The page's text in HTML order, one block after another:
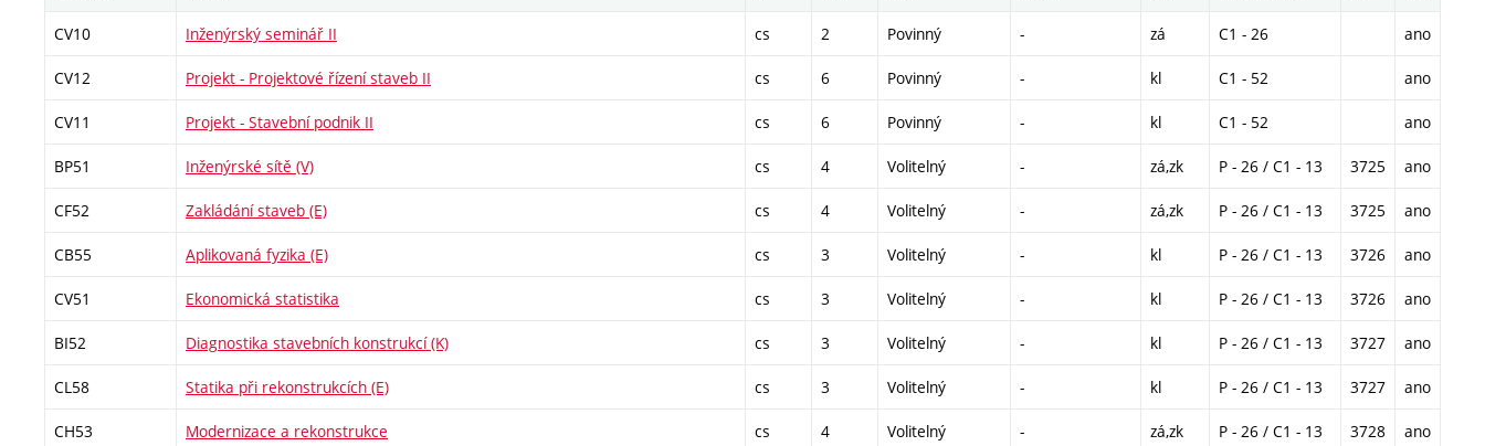
CV10 Inženýrský seminář II cs 2 Povinný - zá C1 - 26 ano
CV12 Projekt - Projektové řízení staveb II cs 6 Povinný - kl C1 - 52 ano
CV11 Projekt - Stavební podnik II cs 6 Povinný - kl C1 - 52 ano
BP51 Inženýrské sítě (V) cs 4 Volitelný - zá,zk P - 26 / C1 - 13 3725 ano
CF52 Zakládání staveb (E) cs 4 Volitelný - zá,zk P - 26 / C1 - 13 3725 ano
CB55 Aplikovaná fyzika (E) cs 3 Volitelný - kl P - 26 / C1 - 13 3726 ano
CV51 Ekonomická statistika cs 3 Volitelný - kl P - 26 / C1 - 13 3726 ano
BI52 Diagnostika stavebních konstrukcí (K) cs 3 Volitelný - kl P - 26 / C1 - 13 3727 ano
CL58 Statika při rekonstrukcích (E) cs 3 Volitelný - kl P - 26 / C1 - 13 3727 ano
CH53 Modernizace a rekonstrukce cs 4 Volitelný - zá,zk P - 26 / C1 - 13 3728 ano